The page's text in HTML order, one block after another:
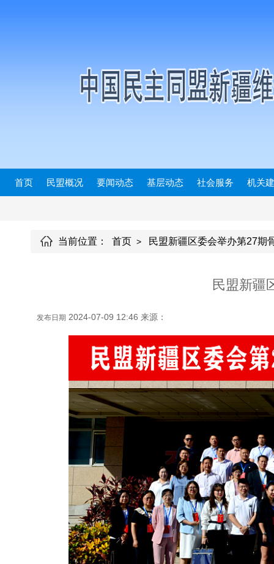
首页 民盟概况 要闻动态 基层动态 社会服务 机关
当前位置： 首页 > 民盟新疆区委会举办第27期
民盟新疆
发布日期 2024-07-09 12:46 来源：